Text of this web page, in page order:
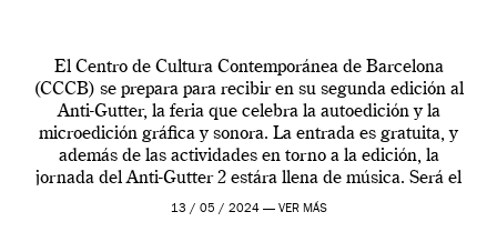
El Centro de Cultura Contemporánea de Barcelona
(CCCB) se prepara para recibir en su segunda edición al
Anti-Gutter, la feria que celebra la autoedición y la
microedición gráfica y sonora. La entrada es gratuita, y
además de las actividades en torno a la edición, la
jornada del Anti-Gutter 2 estára llena de música. Será el
[…]
13 / 05 / 2024 — VER MÁS